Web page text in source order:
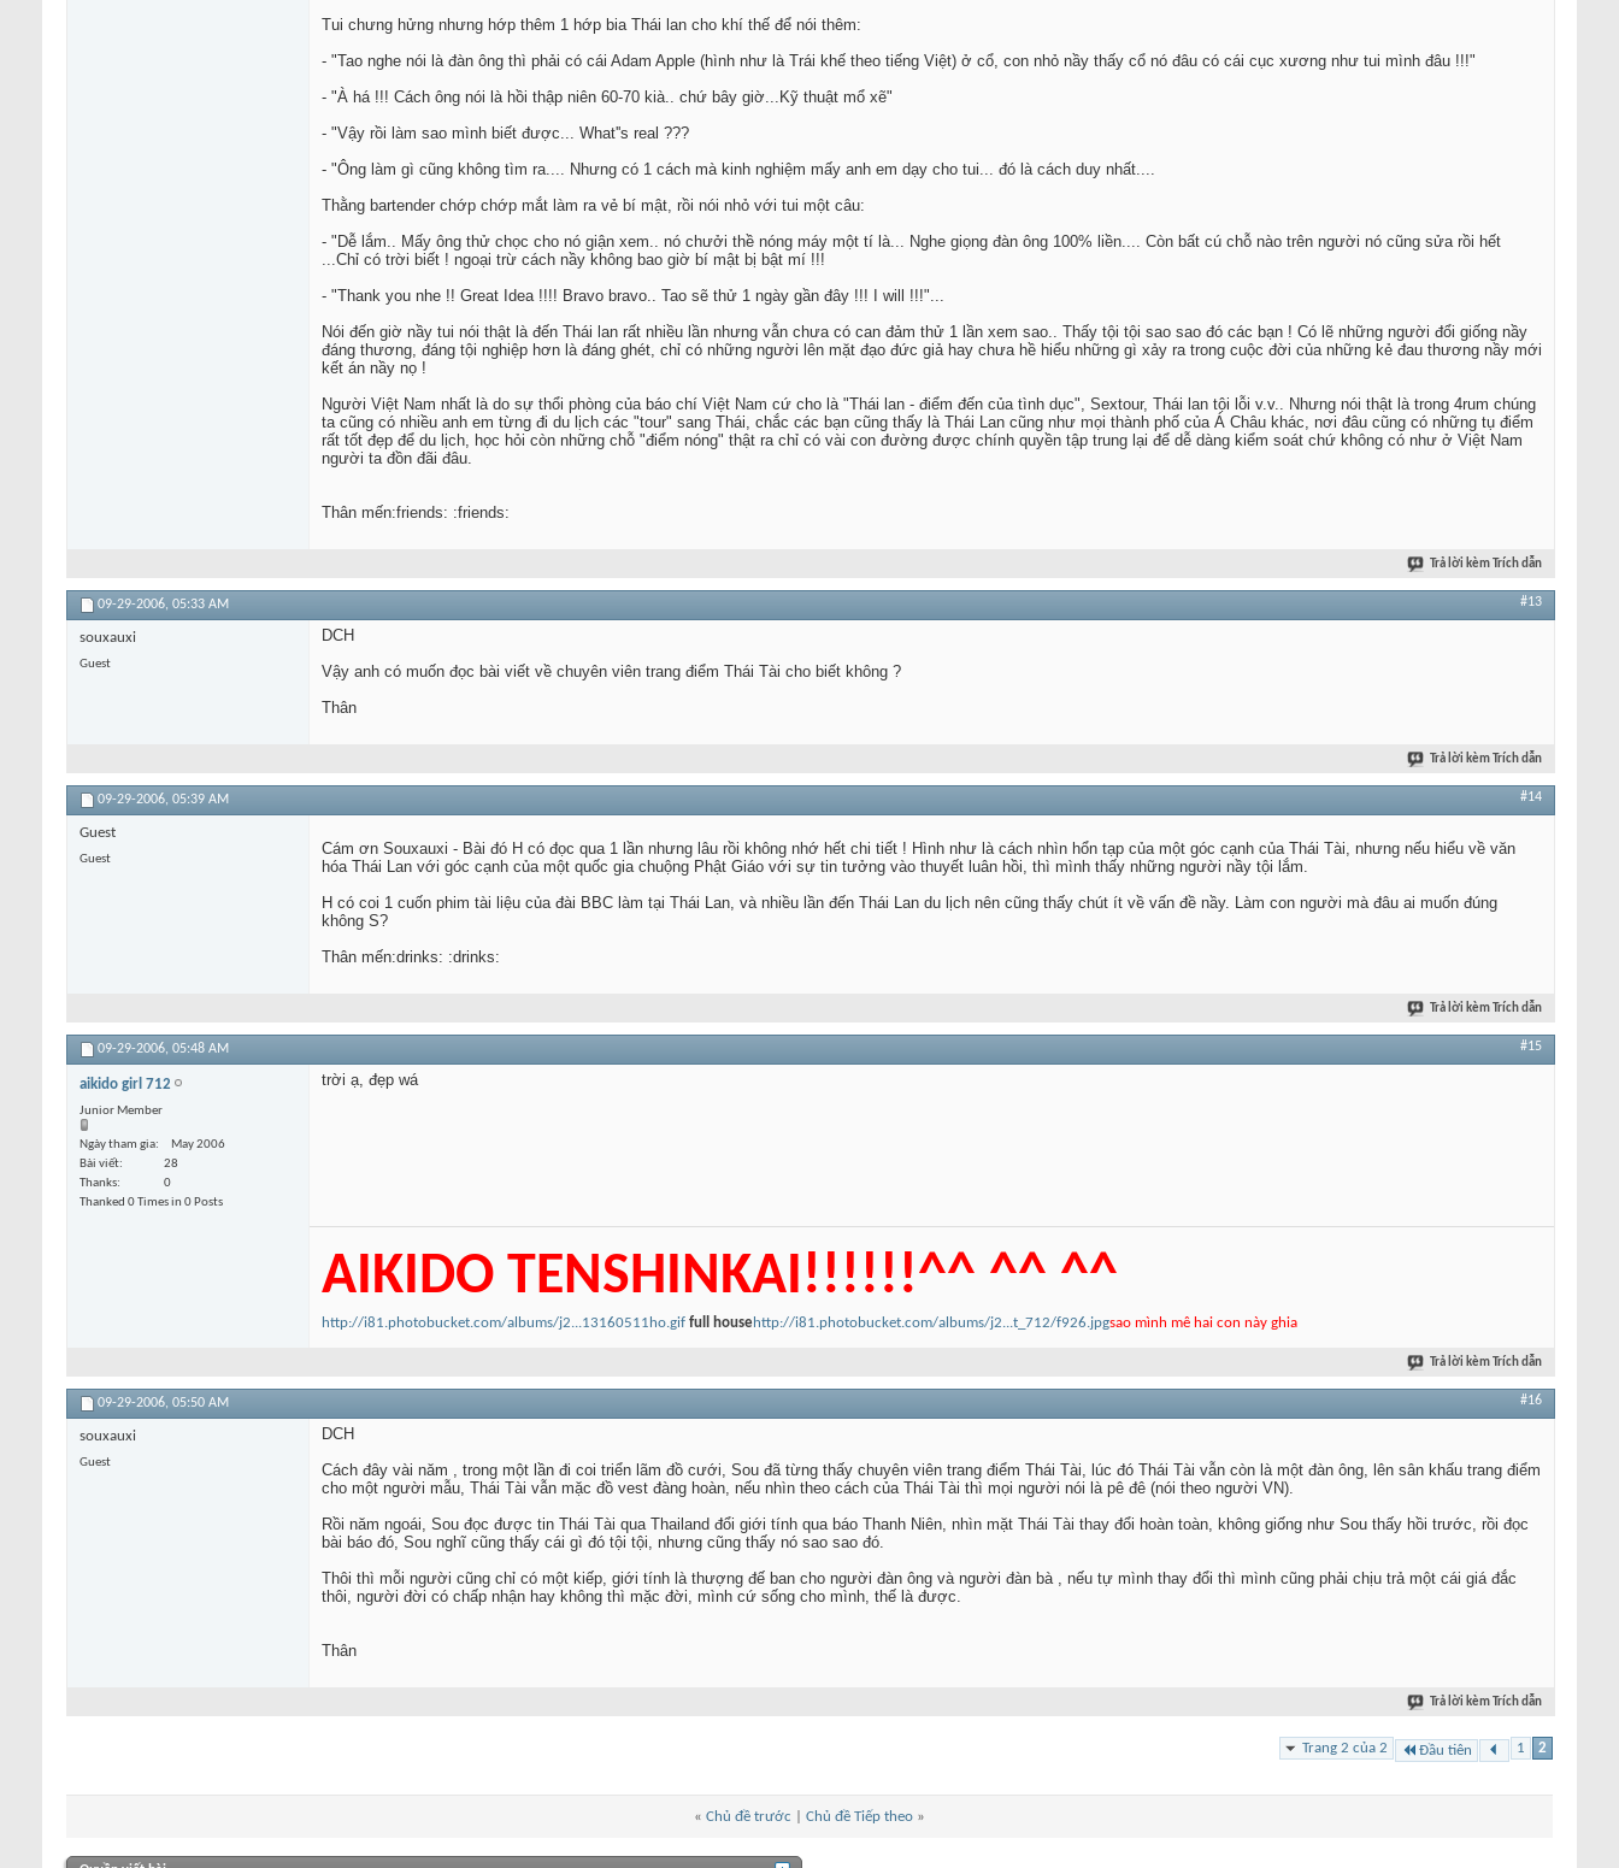
Tui chưng hửng nhưng hớp thêm 1 hớp bia Thái lan cho khí thế để nói thêm:
- "Tao nghe nói là đàn ông thì phải có cái Adam Apple (hình như là Trái khế theo tiếng Việt) ở cổ, con nhỏ nầy thấy cổ nó đâu có cái cục xương như tui mình đâu !!!"
- "À há !!! Cách ông nói là hồi thập niên 60-70 kià.. chứ bây giờ...Kỹ thuật mổ xẽ"
- "Vậy rồi làm sao mình biết được... What''s real ???
- "Ông làm gì cũng không tìm ra.... Nhưng có 1 cách mà kinh nghiệm mấy anh em dạy cho tui... đó là cách duy nhất....
Thằng bartender chớp chớp mắt làm ra vẻ bí mật, rồi nói nhỏ với tui một câu:
- "Dễ lắm.. Mấy ông thử chọc cho nó giận xem.. nó chưởi thề nóng máy một tí là... Nghe giọng đàn ông 100% liền.... Còn bất cú chỗ nào trên người nó cũng sửa rồi hết
...Chỉ có trời biết ! ngoại trừ cách nầy không bao giờ bí mật bị bật mí !!!
- "Thank you nhe !! Great Idea !!!! Bravo bravo.. Tao sẽ thử 1 ngày gần đây !!! I will !!!"...
Nói đến giờ nầy tui nói thật là đến Thái lan rất nhiều lần nhưng vẫn chưa có can đảm thử 1 lần xem sao.. Thấy tội tội sao sao đó các bạn ! Có lẽ những người đổi giống nầy
đáng thương, đáng tội nghiệp hơn là đáng ghét, chỉ có những người lên mặt đạo đức giả hay chưa hề hiểu những gì xảy ra trong cuộc đời của những kẻ đau thương nầy mới
kết án nầy nọ !
Người Việt Nam nhất là do sự thổi phòng của báo chí Việt Nam cứ cho là "Thái lan - điểm đến của tình dục", Sextour, Thái lan tội lỗi v.v.. Nhưng nói thật là trong 4rum chúng
ta cũng có nhiều anh em từng đi du lịch các "tour" sang Thái, chắc các bạn cũng thấy là Thái Lan cũng như mọi thành phố của Á Châu khác, nơi đâu cũng có những tụ điểm
rất tốt đẹp để du lịch, học hỏi còn những chỗ "điểm nóng" thật ra chỉ có vài con đường được chính quyền tập trung lại để dễ dàng kiểm soát chứ không có như ở Việt Nam
người ta đồn đãi đâu.
Thân mến:friends: :friends:
Trả lời kèm Trích dẫn
09-29-2006, 05:33 AM #13
souxauxi
Guest
DCH
Vậy anh có muốn đọc bài viết về chuyên viên trang điểm Thái Tài cho biết không ?
Thân
Trả lời kèm Trích dẫn
09-29-2006, 05:39 AM #14
Guest
Guest
Cám ơn Souxauxi - Bài đó H có đọc qua 1 lần nhưng lâu rồi không nhớ hết chi tiết ! Hình như là cách nhìn hổn tạp của một góc cạnh của Thái Tài, nhưng nếu hiểu về văn
hóa Thái Lan với góc cạnh của một quốc gia chuộng Phật Giáo với sự tin tưởng vào thuyết luân hồi, thì mình thấy những người nầy tội lắm.
H có coi 1 cuốn phim tài liệu của đài BBC làm tại Thái Lan, và nhiều lần đến Thái Lan du lịch nên cũng thấy chút ít về vấn đề nầy. Làm con người mà đâu ai muốn đúng
không S?
Thân mến:drinks: :drinks:
Trả lời kèm Trích dẫn
09-29-2006, 05:48 AM #15
aikido girl 712
Junior Member
Ngày tham gia
May 2006
Bài viết
28
Thanks
0
Thanked 0 Times in 0 Posts
trời ạ, đẹp wá
AIKIDO TENSHINKAI!!!!!!^^ ^^ ^^
http://i81.photobucket.com/albums/j2...13160511ho.gif full househttp://i81.photobucket.com/albums/j2...t_712/f926.jpgsao mình mê hai con này ghia
Trả lời kèm Trích dẫn
09-29-2006, 05:50 AM #16
souxauxi
Guest
DCH
Cách đây vài năm , trong một lần đi coi triển lãm đồ cưới, Sou đã từng thấy chuyên viên trang điểm Thái Tài, lúc đó Thái Tài vẫn còn là một đàn ông, lên sân khấu trang điểm
cho một người mẫu, Thái Tài vẫn mặc đồ vest đàng hoàn, nếu nhìn theo cách của Thái Tài thì mọi người nói là pê đê (nói theo người VN).
Rồi năm ngoái, Sou đọc được tin Thái Tài qua Thailand đổi giới tính qua báo Thanh Niên, nhìn mặt Thái Tài thay đổi hoàn toàn, không giống như Sou thấy hồi trước, rồi đọc
bài báo đó, Sou nghĩ cũng thấy cái gì đó tội tội, nhưng cũng thấy nó sao sao đó.
Thôi thì mỗi người cũng chỉ có một kiếp, giới tính là thượng đế ban cho người đàn ông và người đàn bà , nếu tự mình thay đổi thì mình cũng phải chịu trả một cái giá đắc
thôi, người đời có chấp nhận hay không thì mặc đời, mình cứ sống cho mình, thế là được.
Thân
Trả lời kèm Trích dẫn
Trang 2 của 2 Đầu tiên 1 2
« Chủ đề trước Chủ đề Tiếp theo »